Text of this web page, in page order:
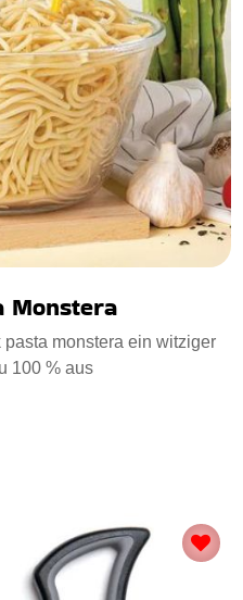
Monstera
monstera ein witziger
100 % aus